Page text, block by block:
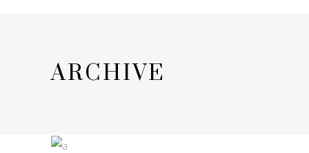
ARCHIVE